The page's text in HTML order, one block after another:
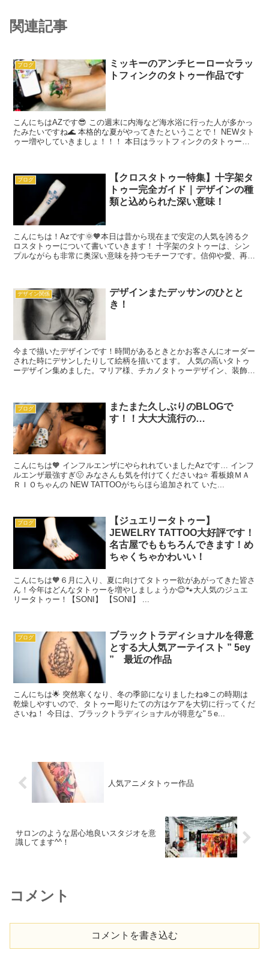
関連記事
ブログ
ミッキーのアンチヒーロー☆ラッ
トフィンクのタトゥー作品です
こんにちはAZです😎 この週末に内海など海水浴に行った人が多かっ
たみたいですね🌊 本格的な夏がやってきたということで！ NEWタト
ゥー増やしていきましょ！！！ 本日はラットフィンクのタトゥーを
ブログ
【クロスタトゥー特集】十字架タ
トゥー完全ガイド｜デザインの種
類と込められた深い意味！
こんにちは！Azです🌞🧡本日は昔から現在まで安定の人気を誇るク
ロスタトゥーについて書いていきます！ 十字架のタトゥーは、シン
プルながらも非常に奥深い意味を持つモチーフです。信仰や愛、再
デザイン関係
デザインまたデッサンのひとと
き！
今まで描いたデザインです！時間があるときとかお客さんにオーダー
された時にデサンしたりして絵柄を描いてます。 人気の高いタトゥ
ーデザイン集めました。マリア様、チカノタトゥーデザイン、装飾的
ブログ
またまた久しぶりのBLOGで
す！！大大大流行の…
こんにちは🧡 インフルエンザにやられれていましたAzです… インフ
ルエンザ最強すぎ🤢 みなさんも気を付けてくださいね⭐ 看板娘ＭＡ
ＲＩＯちゃんの NEW TATTOOがちらほら追加されて いた...
ブログ
【ジュエリータトゥー】
JEWELRY TATTOO大好評です！
名古屋でももちろんできます！め
ちゃくちゃかわいい！
こんにちは🧡６月に入り、夏に向けてタトゥー欲があがってきた皆さ
ん！今年はどんなタトゥーを増やしましょうか😊🐾大人気のジュエ
ブログ
ブラックトラディショナルを得意
とする大人気アーテイスト ” 5ey
” 最近の作品
こんにちは🌟 突然寒くなり、冬の季節になりましたね❄️この時期は
乾燥しやすいので、タトゥー彫りたての方はケアを大切に行ってくだ
さいね！ 今日は、ブラックトラディショナルが得意な"５e...
人気アニメタトゥー作品
サロンのような居心地良いスタジオを意
識してます^^！
コメント
コメントを書き込む